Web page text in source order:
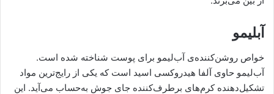
آبلیمو
خواص روشن‌کننده‌ی آب‌لیمو برای پوست شناخته شده است.
آب‌لیمو حاوی آلفا هیدروکسی اسید است که یکی از رایج‌ترین مواد
تشکیل‌دهنده‌ کرم‌های برطرف‌کننده‌ جای جوش به‌حساب می‌آید. این